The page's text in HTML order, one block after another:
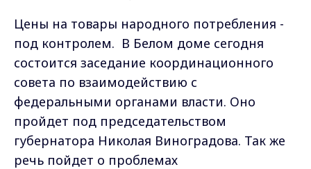
Цены на товары народного потребления -
под контролем. В Белом доме сегодня
состоится заседание координационного
совета по взаимодействию с
федеральными органами власти. Оно
пройдет под председательством
губернатора Николая Виноградова. Так же
речь пойдет о проблемах